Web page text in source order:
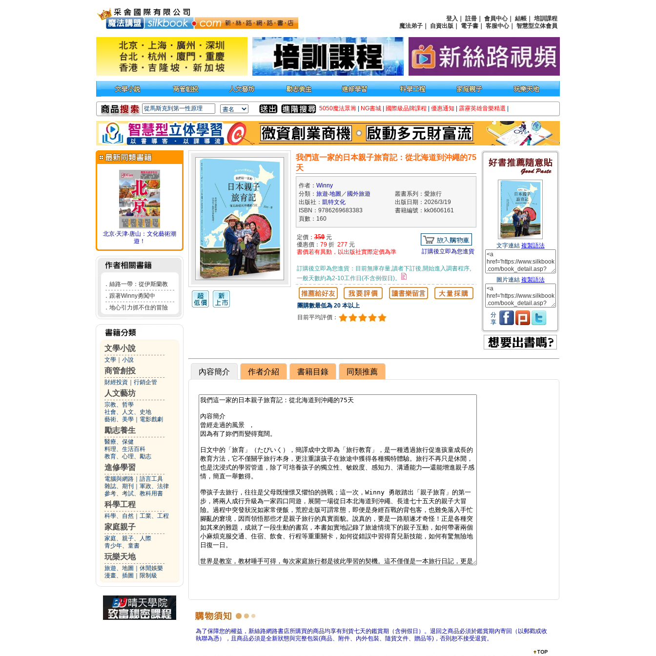
登入 註冊 會員中心｜ 結帳
培訓課程
魔法弟子
自資出版 電子書 客服中心｜ 智慧型立体會員
5050魔法眾籌 NG書城 國際級品牌課程 優惠通知 霹靂英雄音樂精選
北京‧天津‧唐山：文化藝術潮
遊！
． 絲路一帶：從伊斯蘭教
． 跟著Winny勇闖中
． 地心引力抓不住的冒險
文學小說
文學 小說
商管創投
財經投資 行銷企管
人文藝坊
宗教、哲學
社會、人文、史地
藝術、美學
電影戲劇
勵志養生
醫療、保健
料理、生活百科
教育、心理、勵志
進修學習
電腦與網路
語言工具
雜誌、期刊
軍政、法律
參考、考試、教科用書
科學工程
科學、自然 工業、工程
家庭親子
家庭、親子、人際
青少年、童書
玩樂天地
旅遊、地圖
休閒娛樂
漫畫、插圖
限制級
我們這一家的日本親子旅育記：從北海道到沖繩的75
天
作者： Winny
分類： 旅遊‧地圖 ／ 國外旅遊
叢書系列：愛旅行
出版社： 凱特文化
出版日期：2026/3/19
ISBN：9786269683383
書籍編號：kk0606161
頁數：160
定價： 350 元
優惠價： 79 折 277 元
書價若有異動，以出版社實際定價為準
訂購後立即為您進貨
訂購後立即為您進貨：目前無庫存量,讀者下訂後,開始進入調書程序,
一般天數約為2-10工作日(不含例假日)。
團購數最低為 20 本以上
目前平均評價：
文字連結 複製語法
圖片連結 複製語法
分
享
內容簡介 作者介紹 書籍目錄 同類推薦
為了保障您的權益，新絲路網路書店所購買的商品均享有到貨七天的鑑賞期（含例假日）。退回之商品必須於鑑賞期內寄回（以郵戳或收
執聯為憑），且商品必須是全新狀態與完整包裝(商品、附件、內外包裝、隨貨文件、贈品等)，否則恕不接受退貨。